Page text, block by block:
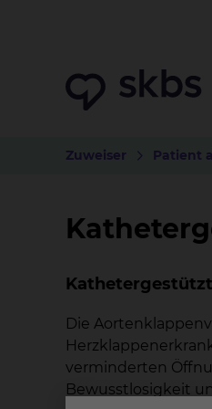
Zuweiser Patient
Die
verminderten
Bewusstlosigkeit